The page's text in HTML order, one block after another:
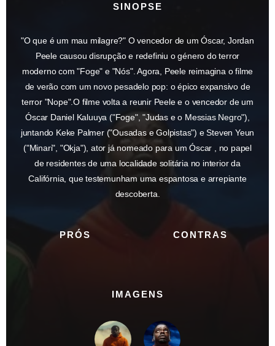
SINOPSE
"O que é um mau milagre?" O vencedor de um Óscar, Jordan
Peele causou disrupção e redefiniu o género do terror
moderno com "Foge" e "Nós". Agora, Peele reimagina o filme
de verão com um novo pesadelo pop: o épico expansivo de
terror "Nope".O filme volta a reunir Peele e o vencedor de um
Óscar Daniel Kaluuya ("Foge", "Judas e o Messias Negro"),
juntando Keke Palmer ("Ousadas e Golpistas") e Steven Yeun
("Minari", "Okja"), ator já nomeado para um Óscar , no papel
de residentes de uma localidade solitária no interior da
Califórnia, que testemunham uma espantosa e arrepiante
descoberta.
PRÓS CONTRAS
IMAGENS